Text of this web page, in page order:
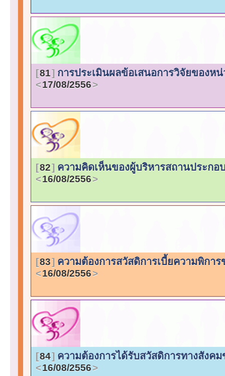
81 การประเมินผลข้อเสนอการวิจัยของ
17/08/2556
82 ความคิดเห็นของผู้บริหารสถานประกอ
16/08/2556
83 ความต้องการสวัสดิการเบี้ยความพิกา
16/08/2556
84 ความต้องการได้รับสวัสดิการทางสังค
16/08/2556